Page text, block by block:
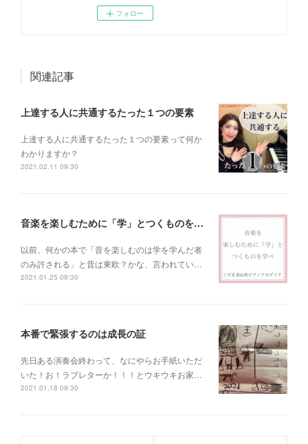
フォロー
関連記事
上達する人に共通するたった１つの要素
上達する人に共通するたった１つの要素って何か
わかりますか？
2021.02.11 09:30
音楽を楽しむために「学」とつくものを学べ！
以前、何かの本で「音を楽しむのは学を学んだ者
のみ許される」と昔は東欧？かな、言われてい…
2021.01.25 09:30
本番で緊張するのは成長の証
先日ある演奏会終わって、なにやらお手紙いただ
いた！お！ラブレターか！！！とウキウキお家…
2021.01.18 09:30